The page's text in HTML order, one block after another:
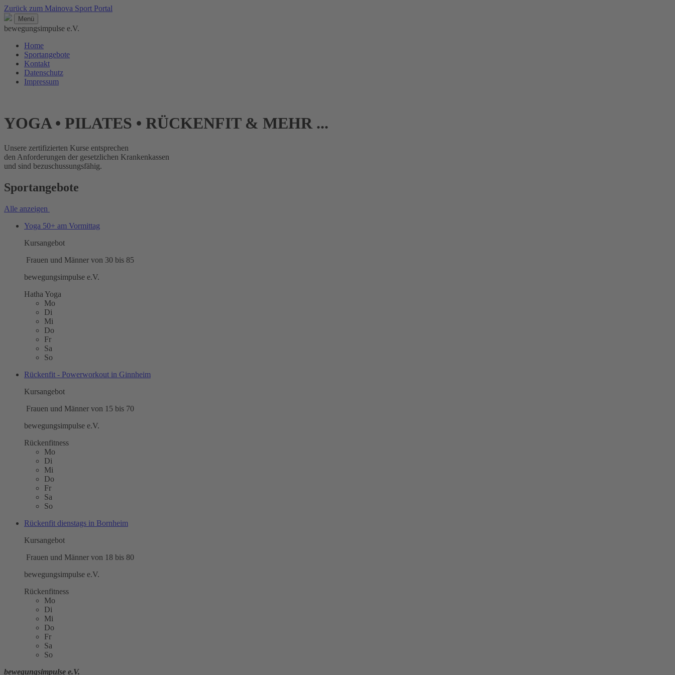
Zurück zum Mainova Sport Portal
Menü
bewegungsimpulse e.V.
Home
Sportangebote
Kontakt
Datenschutz
Impressum
YOGA • PILATES • RÜCKENFIT & MEHR ...
Unsere zertifizierten Kurse entsprechen
den Anforderungen der gesetzlichen Krankenkassen
und sind bezuschussungsfähig.
Sportangebote
Alle anzeigen
Yoga 50+ am Vormittag
Kursangebot
Frauen und Männer von 30 bis 85
bewegungsimpulse e.V.
Hatha Yoga
Mo
Di
Mi
Do
Fr
Sa
So
Rückenfit - Powerworkout in Ginnheim
Kursangebot
Frauen und Männer von 15 bis 70
bewegungsimpulse e.V.
Rückenfitness
Mo
Di
Mi
Do
Fr
Sa
So
Rückenfit dienstags in Bornheim
Kursangebot
Frauen und Männer von 18 bis 80
bewegungsimpulse e.V.
Rückenfitness
Mo
Di
Mi
Do
Fr
Sa
So
bewegungsimpulse e.V.